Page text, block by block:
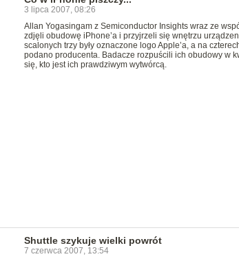
3 lipca 2007, 08:26
Allan Yogasingam z Semiconductor Insights wraz ze
zdjęli obudowę iPhone’a i przyjrzeli się wnętrzu
scalonych trzy były oznaczone logo Apple’a, a na
podano producenta. Badacze rozpuścili ich obudowy w
się, kto jest ich prawdziwym wytwórcą.
Shuttle szykuje wielki powrót
7 czerwca 2007, 13:54